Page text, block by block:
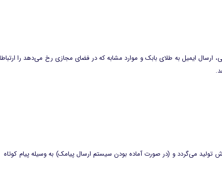
ارسال ایمیل به طلای بابک و موارد مشابه که در فضای مجازی رخ می‌دهد را
می‌گردد و (در صورت آماده بودن سیستم ارسال پیامک) به وسیله پیام